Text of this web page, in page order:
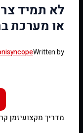
לא תמיד
או מערכת
Written by
מדריך מקצועיזמן